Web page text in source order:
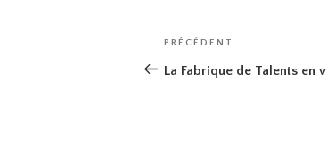
Navigation
de
Article
précédent
PRÉCÉDENT
La Fabrique de Talents en